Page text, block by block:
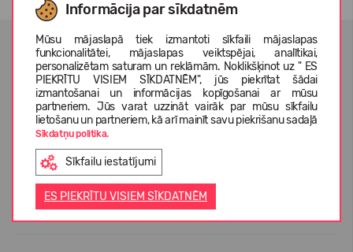
Informācija par sīkdatnēm
Mūsu mājaslapā tiek izmantoti sīkfaili mājaslapas
funkcionalitātei, mājaslapas veiktspējai, analītikai,
personalizētam saturam un reklāmām. Noklikšķinot uz " ES
PIEKRĪTU VISIEM SĪKDATNĒM", jūs piekrītat šādai
izmantošanai un informācijas kopīgošanai ar mūsu
partneriem. Jūs varat uzzināt vairāk par mūsu sīkfailu
lietošanu un partneriem, kā arī mainīt savu piekrišanu sadaļā
Sīkdatņu politika.
Sīkfailu iestatījumi
ES PIEKRĪTU VISIEM SĪKDATNĒM
JAUNUMU VĒSTULES ABONĒŠANA
Esmu izlasījis un piekrītu
datu aizsardzības noteikumi